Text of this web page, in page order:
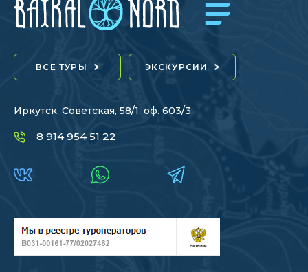
ВСЕ ТУРЫ ЭКСКУРСИИ
Иркутск, Советская, 58/1, оф. 603/3
8 914 954 51 22